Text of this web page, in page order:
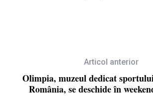
Articol anterior
Olimpia, muzeul dedicat
România, se deschide în